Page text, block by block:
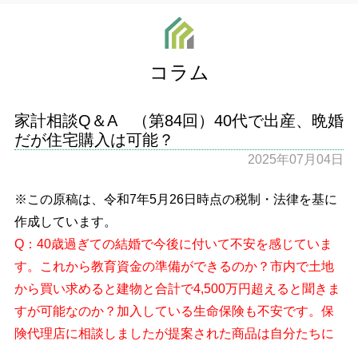
コラム
家計相談Q＆A （第84回）40代で出産、晩婚
だが住宅購入は可能？
2025年07月04日
※この原稿は、令和7年5月26日時点の税制・法律を基に
作成しています。
Q：40歳過ぎての結婚で今後に付いて不安を感じていま
す。これから教育資金の準備ができるのか？市内で土地
から買い求めると建物と合計で4,500万円超えると聞きま
すが可能なのか？加入している生命保険も不安です。保
険代理店に相談しましたが提案された商品は自分たちに